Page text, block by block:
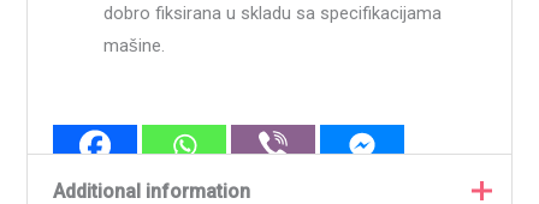
dobro fiksirana u skladu sa specifikacijama
mašine.
Additional information